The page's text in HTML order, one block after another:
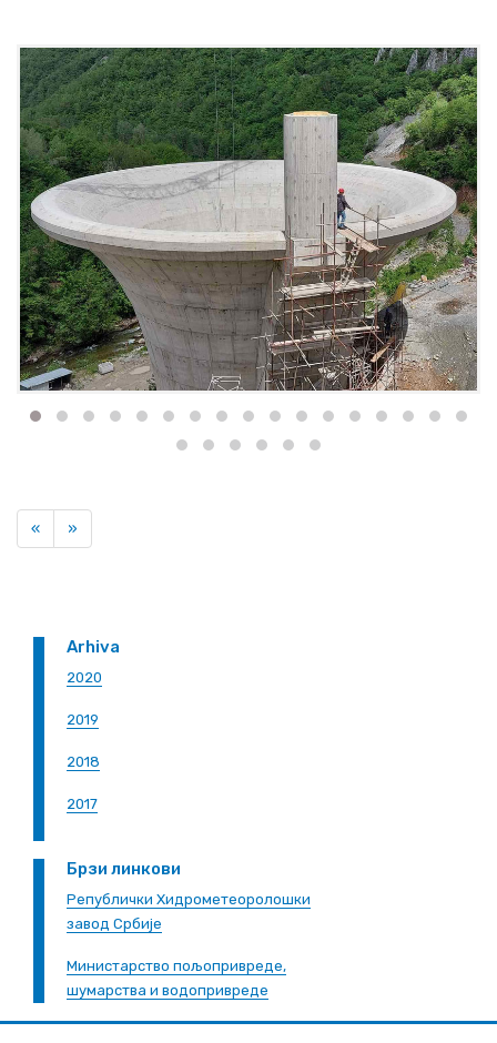
«Previous
»
Arhiva
2020
2019
2018
2017
Брзи линкови
Републички Хидрометеоролошки
завод Србије
Министарство пољопривреде,
шумарства и водопривреде